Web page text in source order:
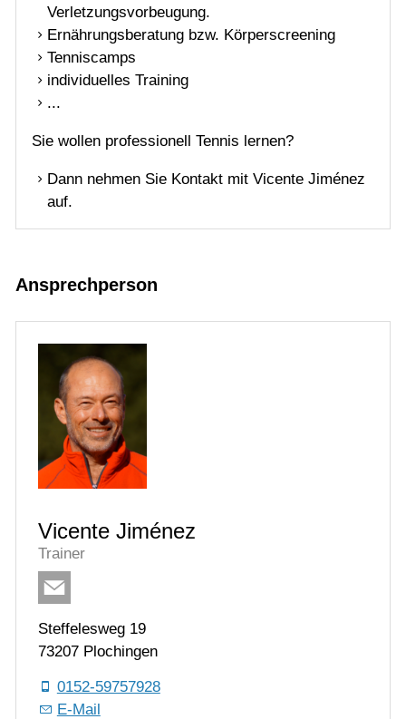
Training
Trainervorstellung
Verletzungsvorbeugung.
Ernährungsberatung bzw. Körperscreening
Tenniscamps
individuelles Training
...
Sie wollen professionell Tennis lernen?
Dann nehmen Sie Kontakt mit Vicente Jiménez
auf.
Ansprechperson
Vicente Jiménez
Trainer
Steffelesweg 19
73207 Plochingen
0152-59757928
E-Mail